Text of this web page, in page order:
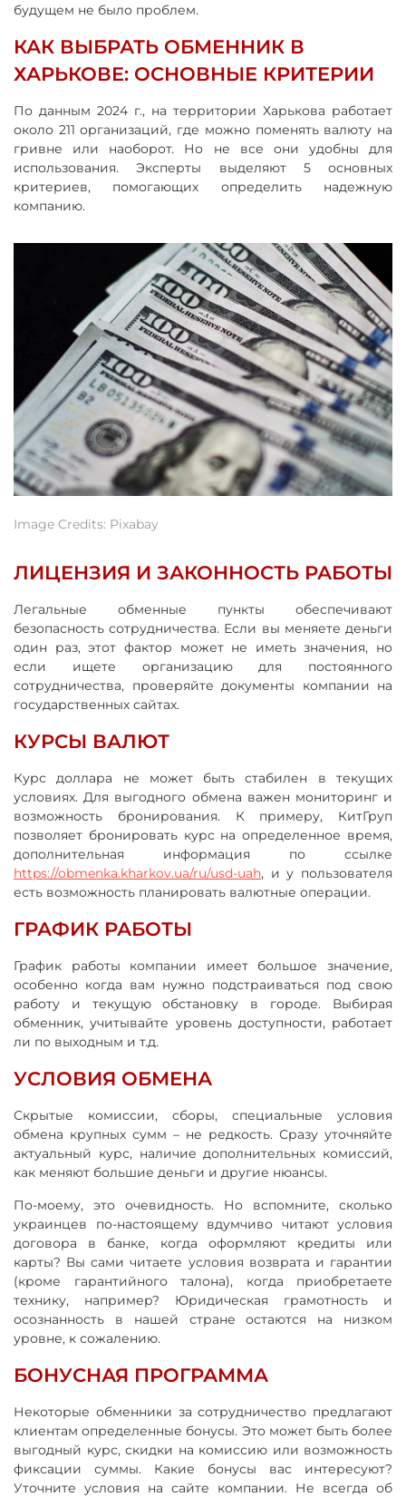
будущем не было проблем.
КАК ВЫБРАТЬ ОБМЕННИК В
ХАРЬКОВЕ: ОСНОВНЫЕ КРИТЕРИИ
По данным 2024 г., на территории Харькова работает
около 211 организаций, где можно поменять валюту на
гривне или наоборот. Но не все они удобны для
использования. Эксперты выделяют 5 основных
критериев, помогающих определить надежную
компанию.
Image Credits: Pixabay
ЛИЦЕНЗИЯ И ЗАКОННОСТЬ РАБОТЫ
Легальные обменные пункты обеспечивают
безопасность сотрудничества. Если вы меняете деньги
один раз, этот фактор может не иметь значения, но
если ищете организацию для постоянного
сотрудничества, проверяйте документы компании на
государственных сайтах.
КУРСЫ ВАЛЮТ
Курс доллара не может быть стабилен в текущих
условиях. Для выгодного обмена важен мониторинг и
возможность бронирования. К примеру, КитГруп
позволяет бронировать курс на определенное время,
дополнительная информация по ссылке
https://obmenka.kharkov.ua/ru/usd-uah, и у пользователя
есть возможность планировать валютные операции.
ГРАФИК РАБОТЫ
График работы компании имеет большое значение,
особенно когда вам нужно подстраиваться под свою
работу и текущую обстановку в городе. Выбирая
обменник, учитывайте уровень доступности, работает
ли по выходным и т.д.
УСЛОВИЯ ОБМЕНА
Скрытые комиссии, сборы, специальные условия
обмена крупных сумм – не редкость. Сразу уточняйте
актуальный курс, наличие дополнительных комиссий,
как меняют большие деньги и другие нюансы.
По-моему, это очевидность. Но вспомните, сколько
украинцев по-настоящему вдумчиво читают условия
договора в банке, когда оформляют кредиты или
карты? Вы сами читаете условия возврата и гарантии
(кроме гарантийного талона), когда приобретаете
технику, например? Юридическая грамотность и
осознанность в нашей стране остаются на низком
уровне, к сожалению.
БОНУСНАЯ ПРОГРАММА
Некоторые обменники за сотрудничество предлагают
клиентам определенные бонусы. Это может быть более
выгодный курс, скидки на комиссию или возможность
фиксации суммы. Какие бонусы вас интересуют?
Уточните условия на сайте компании. Не всегда об